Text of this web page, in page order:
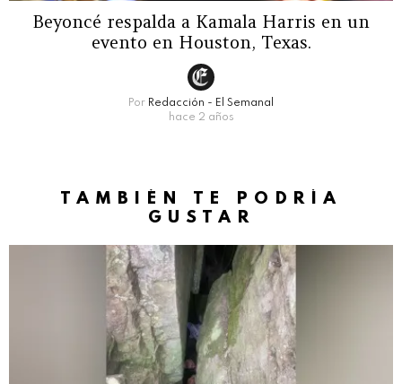
Beyoncé respalda a Kamala Harris en un
evento en Houston, Texas.
Por Redacción - El Semanal
hace 2 años
TAMBIÉN TE PODRÍA
GUSTAR